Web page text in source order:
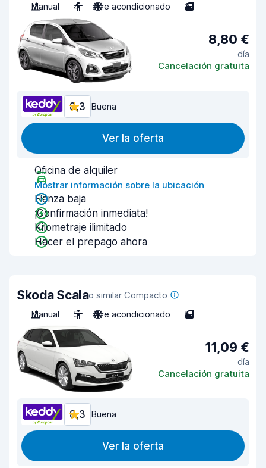
Manual
4 Aire acondicionado 3
8,80 €
día
Cancelación gratuita
8,3 Buena
Ver la oferta
Oficina de alquiler
Mostrar información sobre la ubicación
Fianza baja
¡Confirmación inmediata!
Kilometraje ilimitado
Hacer el prepago ahora
Skoda Scalao similar Compacto
Manual
5 Aire acondicionado 5
11,09 €
día
Cancelación gratuita
8,3 Buena
Ver la oferta